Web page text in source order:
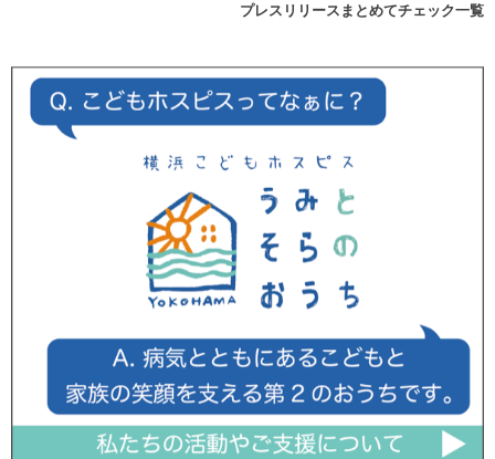
プレスリリースまとめてチェック一覧